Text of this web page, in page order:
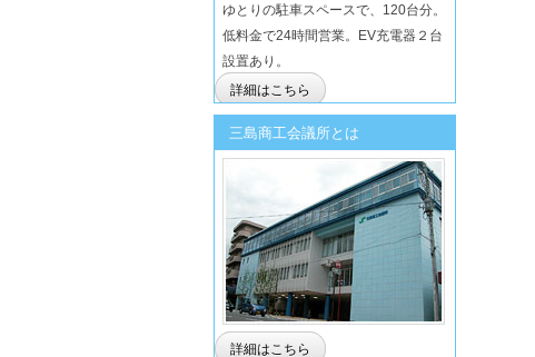
ゆとりの駐車スペースで、120台分。
低料金で24時間営業。EV充電器２台
設置あり。
詳細はこちら
三島商工会議所とは
詳細はこちら